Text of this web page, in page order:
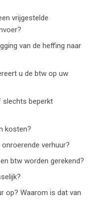
vrijgestelde
van de heffing naar
u de btw op uw
slechts beperkt
kosten?
verhuur?
btw worden gerekend?
op? Waarom is dat van